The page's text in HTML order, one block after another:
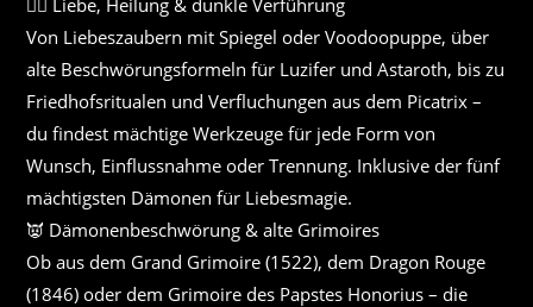
Von Liebeszaubern mit Spiegel oder Voodoopuppe, über
alte Beschwörungsformeln für Luzifer und Astaroth, bis zu
Friedhofsritualen und Verfluchungen aus dem Picatrix –
du findest mächtige Werkzeuge für jede Form von
Wunsch, Einflussnahme oder Trennung. Inklusive der fünf
mächtigsten Dämonen für Liebesmagie.
👿 Dämonenbeschwörung & alte Grimoires
Ob aus dem Grand Grimoire (1522), dem Dragon Rouge
(1846) oder dem Grimoire des Papstes Honorius – die